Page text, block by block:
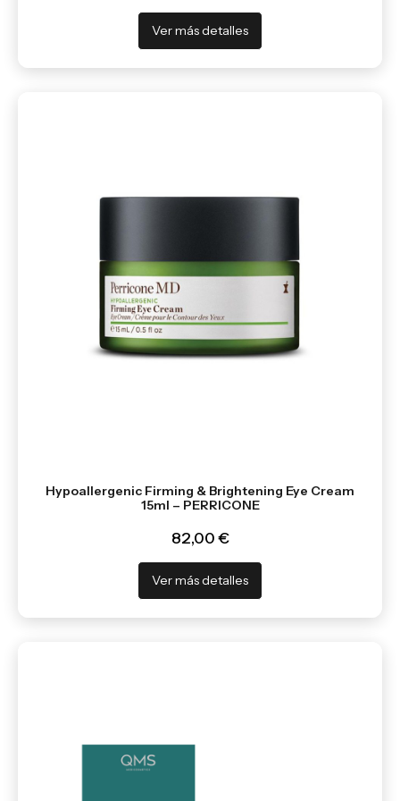
Ver más detalles
Hypoallergenic Firming & Brightening Eye Cream
15ml – PERRICONE
82,00 €
Ver más detalles